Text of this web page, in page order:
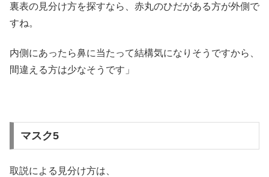
裏表の見分け方を探すなら、赤丸のひだがある方が外側で
すね。
内側にあったら鼻に当たって結構気になりそうですから、
間違える方は少なそうです」
マスク5
取説による見分け方は、